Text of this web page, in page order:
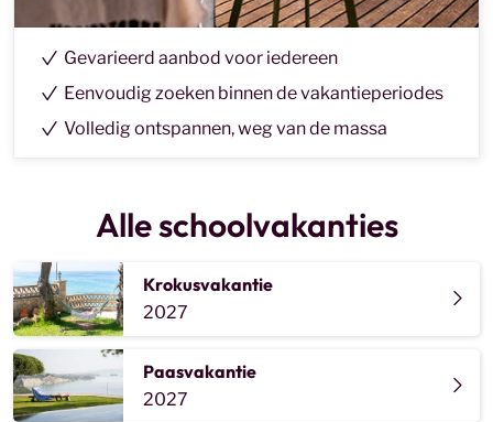
Gevarieerd aanbod voor iedereen
Eenvoudig zoeken binnen de vakantieperiodes
Volledig ontspannen, weg van de massa
Alle schoolvakanties
Krokusvakantie
2027
Paasvakantie
2027